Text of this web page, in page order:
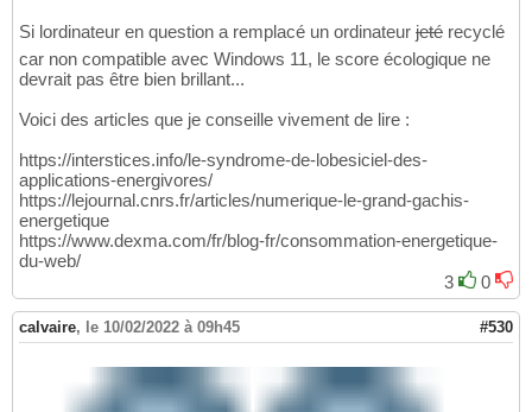
Si lordinateur en question a remplacé un ordinateur jeté recyclé
car non compatible avec Windows 11, le score écologique ne
devrait pas être bien brillant...
Voici des articles que je conseille vivement de lire :
https://interstices.info/le-syndrome-de-lobesiciel-des-
applications-energivores/
https://lejournal.cnrs.fr/articles/numerique-le-grand-gachis-
energetique
https://www.dexma.com/fr/blog-fr/consommation-energetique-
du-web/
3
0
calvaire, le 10/02/2022 à 09h45 #530